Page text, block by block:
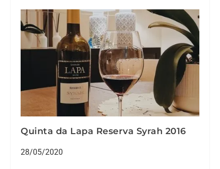
Quinta da Lapa Reserva Syrah 2016
28/05/2020